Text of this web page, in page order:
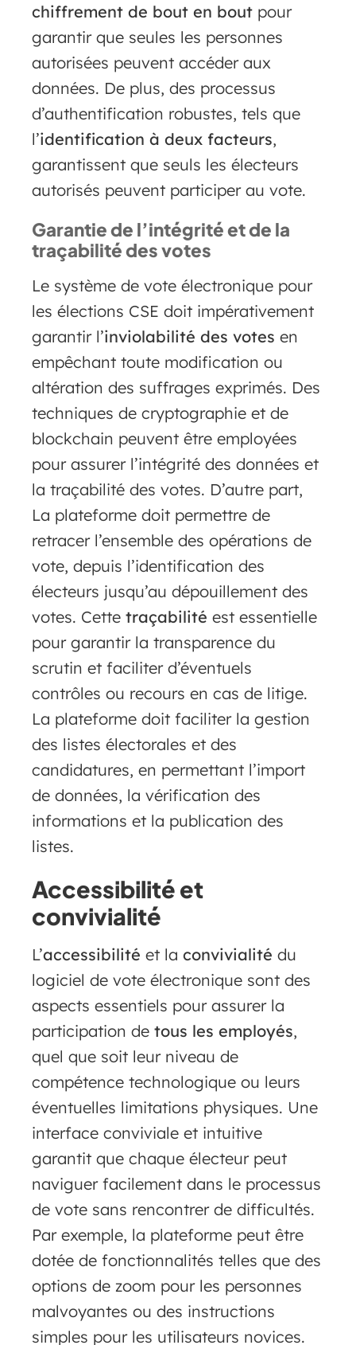
chiffrement de bout en bout pour
garantir que seules les personnes
autorisées peuvent accéder aux
données. De plus, des processus
d’authentification robustes, tels que
l’identification à deux facteurs,
garantissent que seuls les électeurs
autorisés peuvent participer au vote.
Garantie de l’intégrité et de la
traçabilité des votes
Le système de vote électronique pour
les élections CSE doit impérativement
garantir l’inviolabilité des votes en
empêchant toute modification ou
altération des suffrages exprimés. Des
techniques de cryptographie et de
blockchain peuvent être employées
pour assurer l’intégrité des données et
la traçabilité des votes. D’autre part,
La plateforme doit permettre de
retracer l’ensemble des opérations de
vote, depuis l’identification des
électeurs jusqu’au dépouillement des
votes. Cette traçabilité est essentielle
pour garantir la transparence du
scrutin et faciliter d’éventuels
contrôles ou recours en cas de litige.
La plateforme doit faciliter la gestion
des listes électorales et des
candidatures, en permettant l’import
de données, la vérification des
informations et la publication des
listes.
Accessibilité et
convivialité
L’accessibilité et la convivialité du
logiciel de vote électronique sont des
aspects essentiels pour assurer la
participation de tous les employés,
quel que soit leur niveau de
compétence technologique ou leurs
éventuelles limitations physiques. Une
interface conviviale et intuitive
garantit que chaque électeur peut
naviguer facilement dans le processus
de vote sans rencontrer de difficultés.
Par exemple, la plateforme peut être
dotée de fonctionnalités telles que des
options de zoom pour les personnes
malvoyantes ou des instructions
simples pour les utilisateurs novices.